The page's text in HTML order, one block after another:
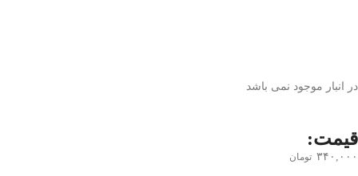
در انبار موجود نمی باشد
قیمت:
۳۴۰,۰۰۰ تومان